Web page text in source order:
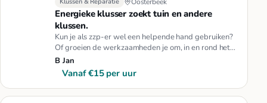
Energieke klusser zoekt tuin en andere
klussen.
Kun je als zzp-er wel een helpende hand gebruiken?
Of groeien de werkzaamheden je om, in en rond het
huis je boven het h…
B Jan
Vanaf €15 per uur